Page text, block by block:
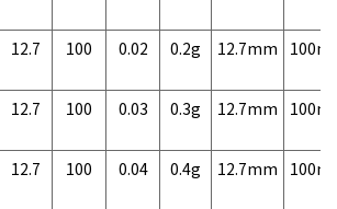
12.7 100 0.02 0.2g 12.7mm
12.7 100 0.03 0.3g 12.7mm
12.7 100 0.04 0.4g 12.7mm